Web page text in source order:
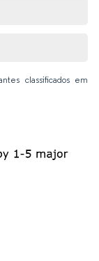
classificados em